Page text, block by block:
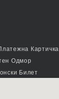
Картичка
Одмор
Билет